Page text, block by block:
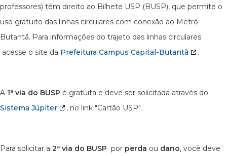
professores) têm direito ao Bilhete USP (BUSP), que permite o
uso gratuito das linhas circulares com conexão ao Metrô
Butantã. Para informações do trajeto das linhas circulares
acesse o site da Prefeitura Campus Capital-Butantã .
A 1ª via do BUSP é gratuita e deve ser solicitada através do
Sistema Júpiter
, no link "Cartão USP".
Para solicitar a 2ª via do BUSP por perda ou dano, você deve